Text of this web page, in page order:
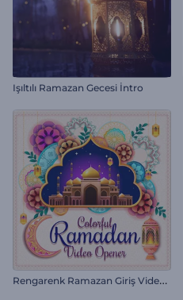
Işıltılı Ramazan Gecesi İntro
R
engarenk Ramazan Giriş Videosu